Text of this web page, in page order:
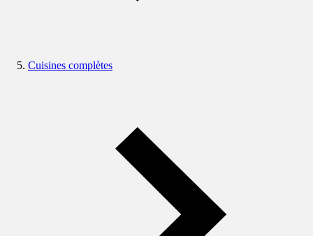
Cuisines complètes